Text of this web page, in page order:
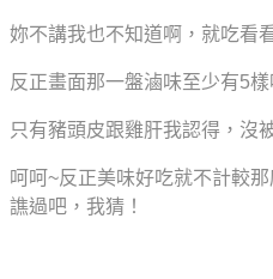
妳不講我也不知道啊，就吃看
反正畫面那一盤滷味至少有5樣
只有豬頭皮跟雞肝我認得，沒
呵呵~反正美味好吃就不計較那
譙過吧，我猜！